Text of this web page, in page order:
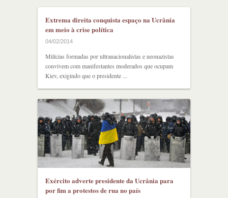
Extrema direita conquista espaço na Ucrânia
em meio à crise política
04/02/2014
Milícias formadas por ultranacionalistas e neonazistas
convivem com manifestantes moderados que ocupam
Kiev, exigindo que o presidente ...
Exército adverte presidente da Ucrânia para
por fim a protestos de rua no país